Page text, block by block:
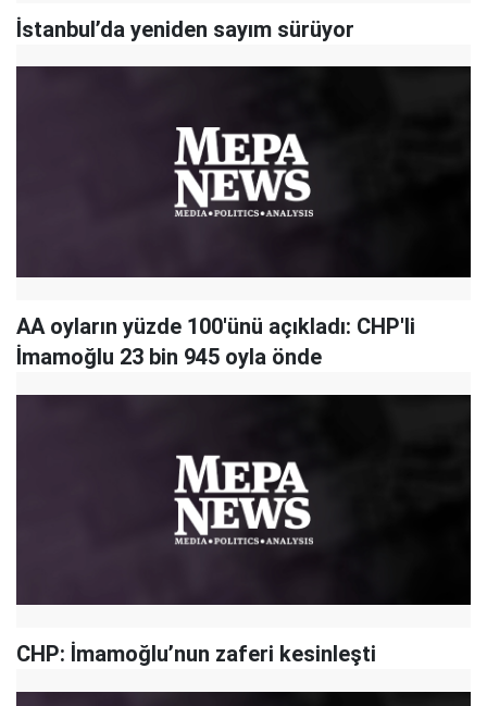
İstanbul’da yeniden sayım sürüyor
AA oyların yüzde 100'ünü açıkladı: CHP'li
İmamoğlu 23 bin 945 oyla önde
CHP: İmamoğlu’nun zaferi kesinleşti